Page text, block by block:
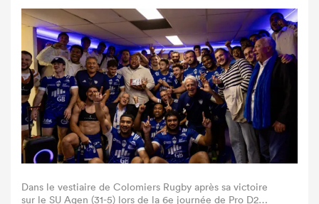
Dans le vestiaire de Colomiers Rugby après sa victoire
sur le SU Agen (31-5) lors de la 6e journée de Pro D2